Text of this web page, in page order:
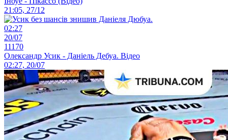
21:05, 27/12
02:27
20/07
11170
Олександр Усик - Даніель Дебуа. Відео
02:27, 20/07